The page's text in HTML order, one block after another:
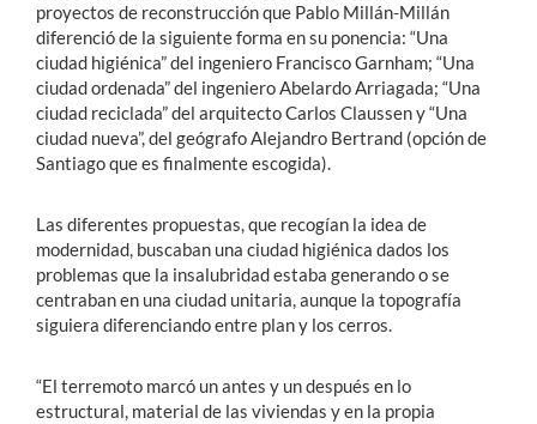
proyectos de reconstrucción que Pablo Millán-Millán
diferenció de la siguiente forma en su ponencia: “Una
ciudad higiénica” del ingeniero Francisco Garnham; “Una
ciudad ordenada” del ingeniero Abelardo Arriagada; “Una
ciudad reciclada” del arquitecto Carlos Claussen y “Una
ciudad nueva”, del geógrafo Alejandro Bertrand (opción de
Santiago que es finalmente escogida).
Las diferentes propuestas, que recogían la idea de
modernidad, buscaban una ciudad higiénica dados los
problemas que la insalubridad estaba generando o se
centraban en una ciudad unitaria, aunque la topografía
siguiera diferenciando entre plan y los cerros.
“El terremoto marcó un antes y un después en lo
estructural, material de las viviendas y en la propia